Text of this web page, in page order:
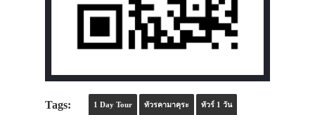
Tags: 1 Day Tour ทัวรคามาคุระ ทัวร์ 1 วัน